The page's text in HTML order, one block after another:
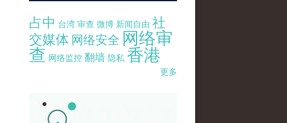
占中 台湾 审查 微博 新闻自由 社
交媒体 网络安全 网络审
查 网络监控 翻墙 隐私 香港
更多
pao-pao-banner-mirror-site-120814.jpg